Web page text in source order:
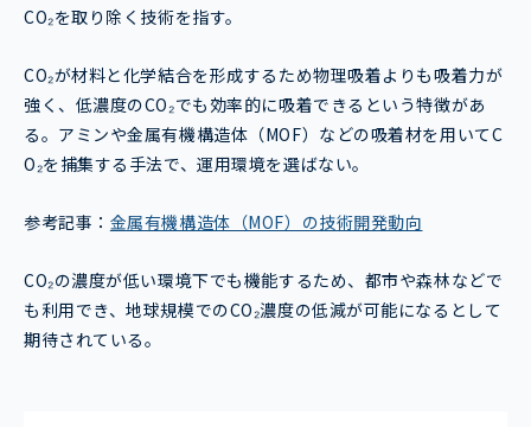
CO₂を取り除く技術を指す。
CO₂が材料と化学結合を形成するため物理吸着よりも吸着力が
強く、低濃度のCO₂でも効率的に吸着できるという特徴があ
る。アミンや金属有機構造体（MOF）などの吸着材を用いてC
O₂を捕集する手法で、運用環境を選ばない。
参考記事： 金属有機構造体（MOF）の技術開発動向
CO₂の濃度が低い環境下でも機能するため、都市や森林などで
も利用でき、地球規模でのCO₂濃度の低減が可能になるとして
期待されている。